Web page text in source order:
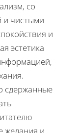
со
и чистыми
и
эстетика
сдержанные